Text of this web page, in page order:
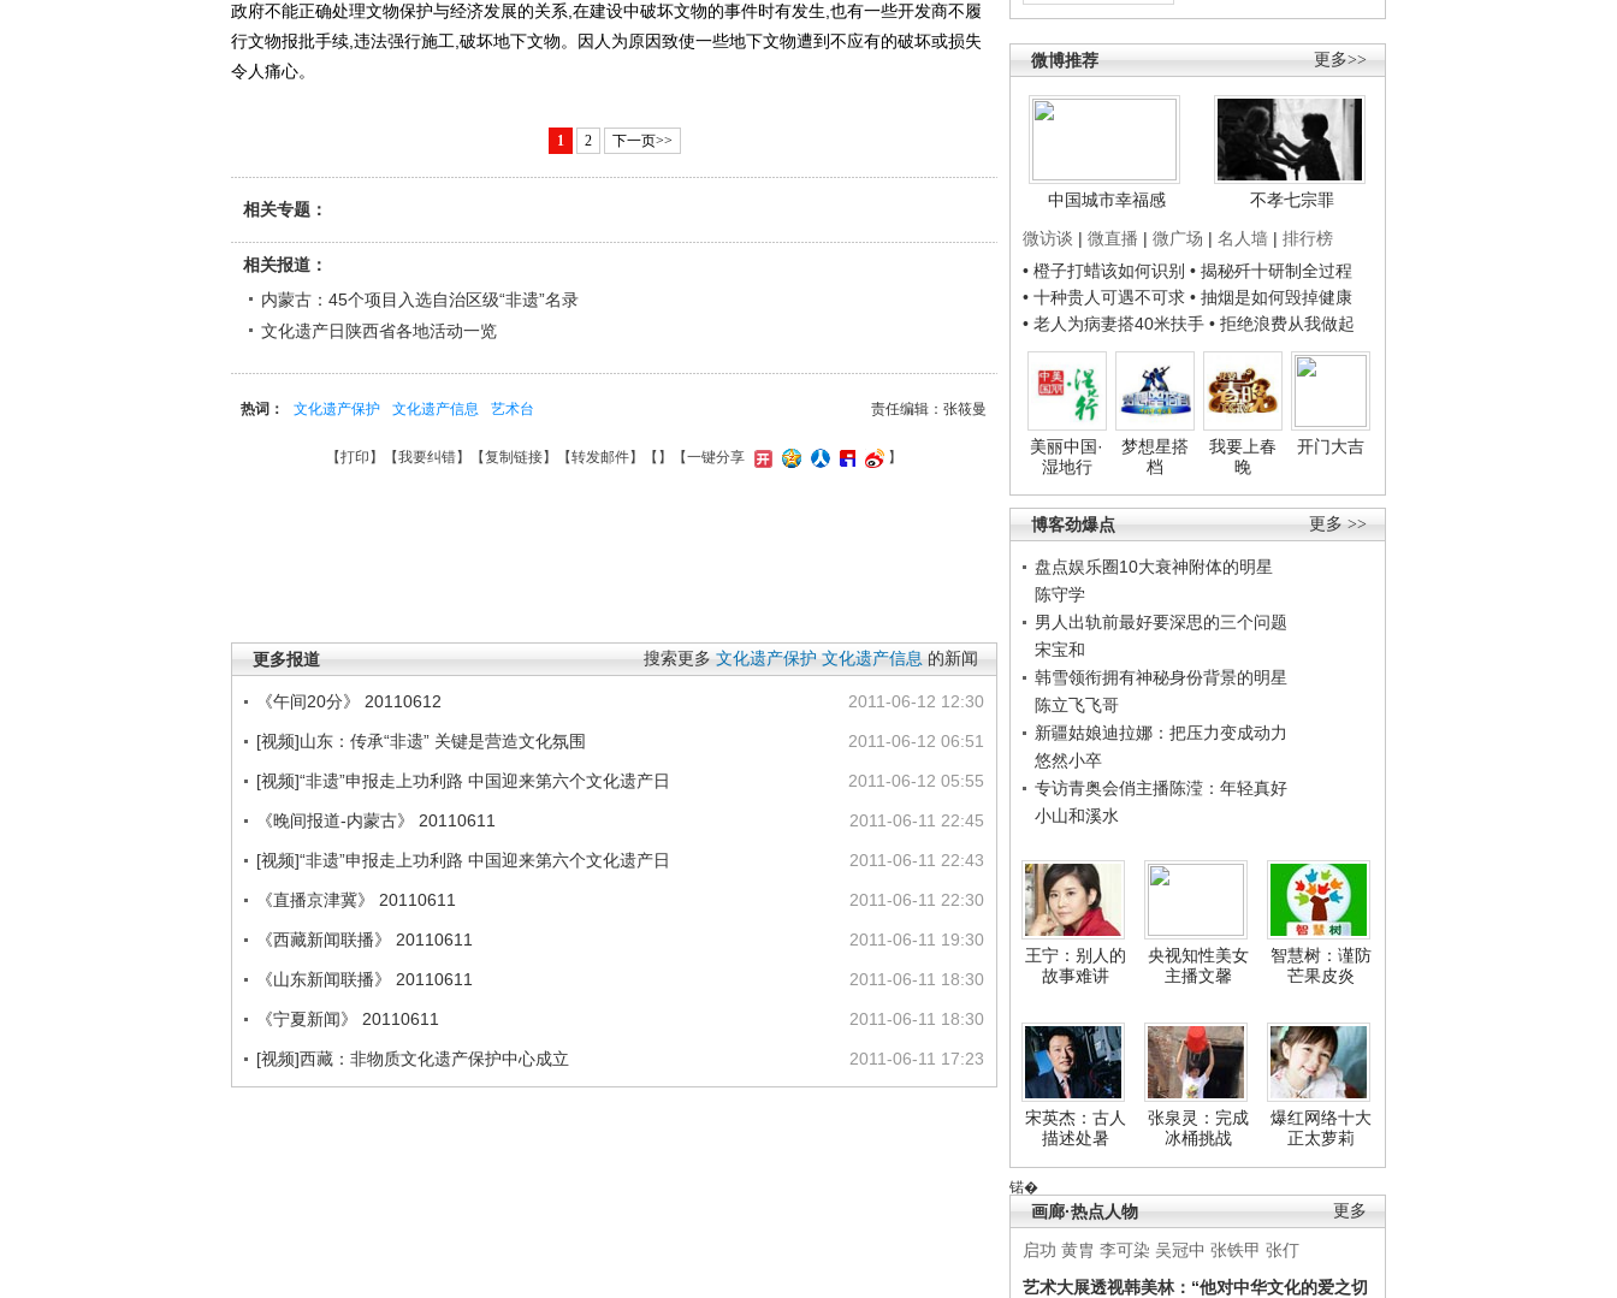
更多>>
微博推荐
中国城市幸福感
不孝七宗罪
微访谈 | 微直播 | 微广场 | 名人墙 | 排行榜
• 橙子打蜡该如何识别 • 揭秘歼十研制全过程
• 十种贵人可遇不可求 • 抽烟是如何毁掉健康
• 老人为病妻搭40米扶手 • 拒绝浪费从我做起
美丽中国·
湿地行
梦想星搭
档
我要上春
晚
开门大吉
更多 >>
博客劲爆点
盘点娱乐圈10大衰神附体的明星
陈守学
男人出轨前最好要深思的三个问题
宋宝和
韩雪领衔拥有神秘身份背景的明星
陈立飞飞哥
新疆姑娘迪拉娜：把压力变成动力
悠然小卒
专访青奥会俏主播陈滢：年轻真好
小山和溪水
王宁：别人的
故事难讲
央视知性美女
主播文馨
智慧树：谨防
芒果皮炎
宋英杰：古人
描述处暑
张泉灵：完成
冰桶挑战
爆红网络十大
正太萝莉
锘�
更多
画廊·热点人物
启功 黄胄 李可染 吴冠中 张铁甲 张仃
艺术大展透视韩美林：“他对中华文化的爱之切
政府不能正确处理文物保护与经济发展的关系,在建设中破坏文物的事件时有发生,也有一些开发商不履
行文物报批手续,违法强行施工,破坏地下文物。因人为原因致使一些地下文物遭到不应有的破坏或损失
令人痛心。
1 2 下一页>>
相关专题：
相关报道：
内蒙古：45个项目入选自治区级“非遗”名录
文化遗产日陕西省各地活动一览
责任编辑：张筱曼
热词： 文化遗产保护 文化遗产信息 艺术台
【打印 】【我要纠错】【复制链接】【转发邮件】【 】 【一键分享 】
搜索更多 文化遗产保护 文化遗产信息 的新闻
更多报道
2011-06-12 12:30
《午间20分》 20110612
2011-06-12 06:51
[视频]山东：传承“非遗” 关键是营造文化氛围
2011-06-12 05:55
[视频]“非遗”申报走上功利路 中国迎来第六个文化遗产日
2011-06-11 22:45
《晚间报道-内蒙古》 20110611
2011-06-11 22:43
[视频]“非遗”申报走上功利路 中国迎来第六个文化遗产日
2011-06-11 22:30
《直播京津冀》 20110611
2011-06-11 19:30
《西藏新闻联播》 20110611
2011-06-11 18:30
《山东新闻联播》 20110611
2011-06-11 18:30
《宁夏新闻》 20110611
2011-06-11 17:23
[视频]西藏：非物质文化遗产保护中心成立